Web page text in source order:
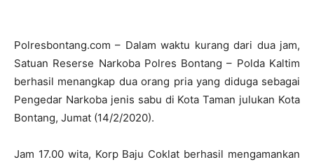
Polresbontang.com – Dalam waktu kurang dari dua jam,
Satuan Reserse Narkoba Polres Bontang – Polda Kaltim
berhasil menangkap dua orang pria yang diduga sebagai
Pengedar Narkoba jenis sabu di Kota Taman julukan Kota
Bontang, Jumat (14/2/2020).
Jam 17.00 wita, Korp Baju Coklat berhasil mengamankan